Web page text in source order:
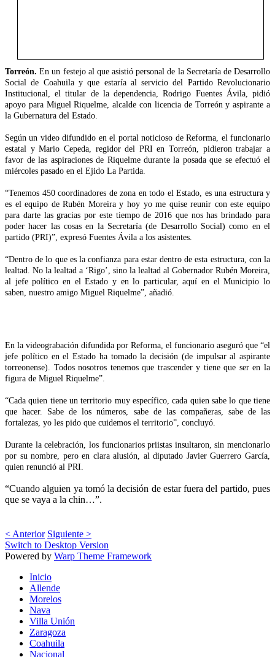
Torreón. En un festejo al que asistió personal de la Secretaría de Desarrollo
Social de Coahuila y que estaría al servicio del Partido Revolucionario
Institucional, el titular de la dependencia, Rodrigo Fuentes Ávila, pidió
apoyo para Miguel Riquelme, alcalde con licencia de Torreón y aspirante a
la Gubernatura del Estado.
Según un video difundido en el portal noticioso de Reforma, el funcionario
estatal y Mario Cepeda, regidor del PRI en Torreón, pidieron trabajar a
favor de las aspiraciones de Riquelme durante la posada que se efectuó el
miércoles pasado en el Ejido La Partida.
“Tenemos 450 coordinadores de zona en todo el Estado, es una estructura y
es el equipo de Rubén Moreira y hoy yo me quise reunir con este equipo
para darte las gracias por este tiempo de 2016 que nos has brindado para
poder hacer las cosas en la Secretaría (de Desarrollo Social) como en el
partido (PRI)”, expresó Fuentes Ávila a los asistentes.
“Dentro de lo que es la confianza para estar dentro de esta estructura, con la
lealtad. No la lealtad a ‘Rigo’, sino la lealtad al Gobernador Rubén Moreira,
al jefe político en el Estado y en lo particular, aquí en el Municipio lo
saben, nuestro amigo Miguel Riquelme”, añadió.
En la videograbación difundida por Reforma, el funcionario aseguró que “el
jefe político en el Estado ha tomado la decisión (de impulsar al aspirante
torreonense). Todos nosotros tenemos que trascender y tiene que ser en la
figura de Miguel Riquelme”.
“Cada quien tiene un territorio muy específico, cada quien sabe lo que tiene
que hacer. Sabe de los números, sabe de las compañeras, sabe de las
fortalezas, yo les pido que cuidemos el territorio”, concluyó.
Durante la celebración, los funcionarios priistas insultaron, sin mencionarlo
por su nombre, pero en clara alusión, al diputado Javier Guerrero García,
quien renunció al PRI.
“Cuando alguien ya tomó la decisión de estar fuera del partido, pues
que se vaya a la chin…”.
< Anterior Siguiente >
Switch to Desktop Version
Powered by Warp Theme Framework
Inicio
Allende
Morelos
Nava
Villa Unión
Zaragoza
Coahuila
Nacional